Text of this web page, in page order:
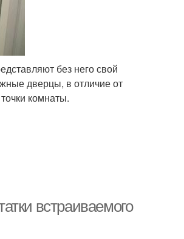
без него свой
дверцы, в отличие от
комнаты.
встраиваемого